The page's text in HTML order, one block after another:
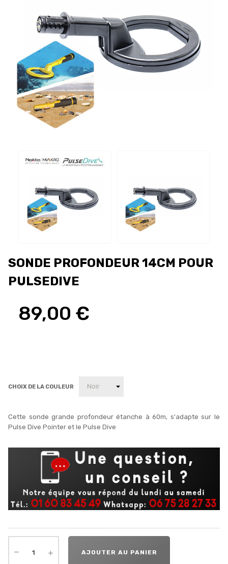
SONDE PROFONDEUR 14CM POUR
PULSEDIVE
89,00 €
CHOIX DE LA COULEUR
Cette sonde grande profondeur étanche à 60m, s'adapte sur le
Pulse Dive Pointer et le Pulse Dive
AJOUTER AU PANIER